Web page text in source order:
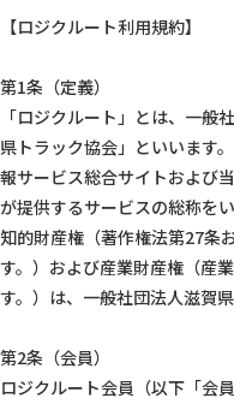
【ロジクルート利用規約】
第1条（定義）
「ロジクルート」とは、一般
県トラック協会」といいます
報サービス総合サイトおよび
が提供するサービスの総称を
知的財産権（著作権法第27条
す。）および産業財産権（産
す。）は、一般社団法人滋賀
第2条（会員）
ロジクルート会員（以下「会